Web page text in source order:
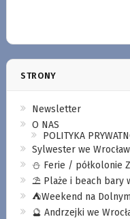
STRONY
Newsletter
O NAS
POLITYKA
Sylwester we
⛄️ Ferie / półkolonie
⛱️ Plaże i beach bary
⛺️Weekend na
🔮 Andrzejki we